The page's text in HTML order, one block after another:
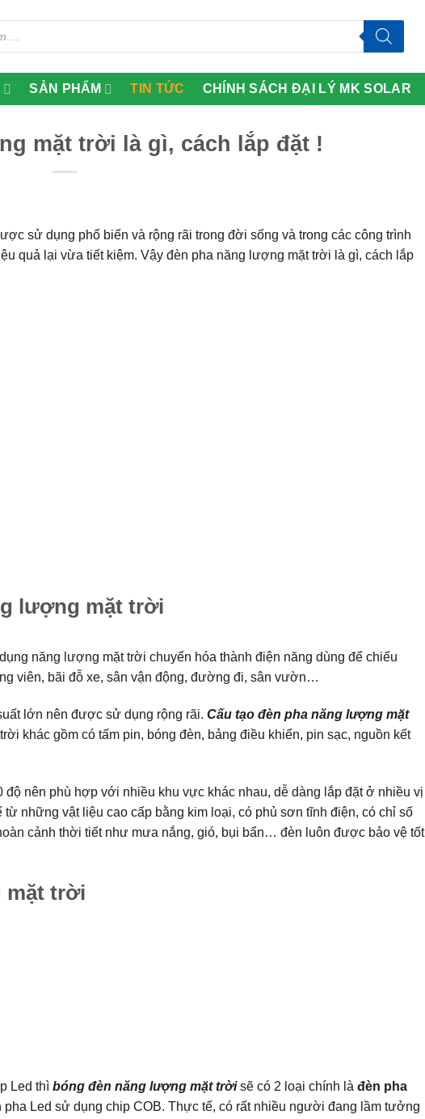
SẢN PHẨM TIN TỨC CHÍNH SÁCH ĐẠI LÝ MK SOLAR
mặt trời là gì, cách lắp đặt !
sử dụng phổ biến và rộng rãi trong đời sống và trong các công trình
quả lại vừa tiết kiệm. Vậy đèn pha năng lượng mặt trời là gì, cách lắp
lượng mặt trời
năng lượng mặt trời chuyển hóa thành điện năng dùng để chiếu
viên, bãi đỗ xe, sân vận động, đường đi, sân vườn…
lớn nên được sử dụng rộng rãi. Cấu tạo đèn pha năng lượng mặt
khác gồm có tấm pin, bóng đèn, bảng điều khiển, pin sạc, nguồn kết
độ nên phù hợp với nhiều khu vực khác nhau, dễ dàng lắp đặt ở nhiều vị
những vật liệu cao cấp bằng kim loại, có phủ sơn tĩnh điện, có chỉ số
cảnh thời tiết như mưa nắng, gió, bụi bẩn… đèn luôn được bảo vệ tốt
mặt trời
Led thì bóng đèn năng lượng mặt trờisẽ có 2 loại chính là đèn pha
pha Led sử dụng chip COB. Thực tế, có rất nhiều người đang lầm tưởng